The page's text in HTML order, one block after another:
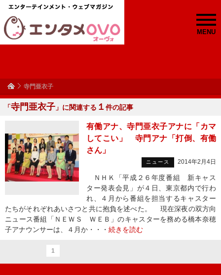
MENU
寺門亜衣子
「寺門亜衣子 」に関連する １ 件の記事
有働アナ、寺門亜衣子アナに「カマ
してこい」 寺門アナ「打倒、有働
さん」
ニュース 2014年2月4日
ＮＨＫ「平成２６年度番組 新キャス
ター発表会見」が４日、東京都内で行わ
れ、４月から番組を担当するキャスター
たちがそれぞれあいさつと共に抱負を述べた。 現在深夜の双方向
ニュース番組「ＮＥＷＳ ＷＥＢ」のキャスターを務める橋本奈穂
子アナウンサーは、４月か・・・ 続きを読む
1